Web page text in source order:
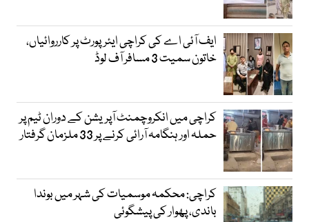
ایف آئی اے کی کراچی ایئرپورٹ پر کارروائیاں،
خاتون سمیت 3 مسافر آف لوڈ
کراچی میں انکروچمنٹ آپریشن کے دوران ٹیم پر
حملہ اور ہنگامہ آرائی کرنے پر 33 ملزمان گرفتار
کراچی: محکمہ موسمیات کی شہر میں بوندا
باندی، پھوار کی پیشگوئی